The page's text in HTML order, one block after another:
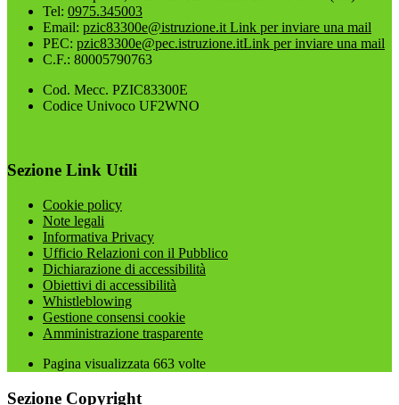
Tel: 0975.345003
Email: pzic83300e@istruzione.it Link per inviare una mail
PEC: pzic83300e@pec.istruzione.itLink per inviare una mail
C.F.: 80005790763
Cod. Mecc. PZIC83300E
Codice Univoco UF2WNO
Sezione Link Utili
Cookie policy
Note legali
Informativa Privacy
Ufficio Relazioni con il Pubblico
Dichiarazione di accessibilità
Obiettivi di accessibilità
Whistleblowing
Gestione consensi cookie
Amministrazione trasparente
Pagina visualizzata 663 volte
Sezione Copyright